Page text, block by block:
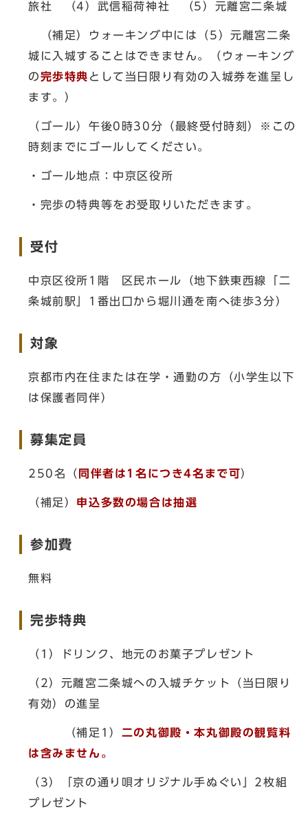
旅社 （4）武信稲荷神社 （5）元離宮二条城
（補足）ウォーキング中には（5）元離宮二条
城に入城することはできません。（ウォーキング
の完歩特典 として当日限り有効の入城券を進呈し
ます。）
（ゴール）午後0時30分（最終受付時刻）※この
時刻までにゴールしてください。
・ゴール地点：中京区役所
・完歩の特典等をお受取りいただきます。
受付
中京区役所1階 区民ホール（地下鉄東西線「二
条城前駅」1番出口から堀川通を南へ徒歩3分）
対象
京都市内在住または在学・通勤の方（小学生以下
は保護者同伴）
募集定員
250名（ 同伴者は1名につき4名まで可）
（補足） 申込多数の場合は抽選
参加費
無料
完歩特典
（1）ドリンク、地元のお菓子プレゼント
（2）元離宮二条城への入城チケット（当日限り
有効）の進呈
（補足1） 二の丸御殿・本丸御殿の観覧料
は含みません。
（3）「京の通り唄オリジナル手ぬぐい」2枚組
プレゼント